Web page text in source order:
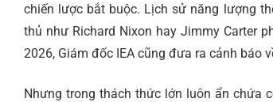
chiến lược bắt buộc. Lịch sử năng lượng
thủ như Richard Nixon hay Jimmy Carter
2026, Giám đốc IEA cũng đưa ra cảnh báo
Nhưng trong thách thức lớn luôn ẩn chứa